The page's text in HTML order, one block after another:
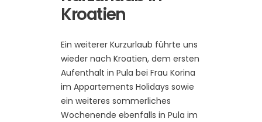
Kroatien
Ein weiterer Kurzurlaub führte uns
wieder nach Kroatien, dem ersten
Aufenthalt in Pula bei Frau Korina
im Appartements Holidays sowie
ein weiteres sommerliches
Wochenende ebenfalls in Pula im